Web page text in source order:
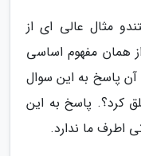
مثال عالی ای از
همان مفهوم اساسی
آن پاسخ به این سوال
کرد؟. پاسخ به این
اطرف ما ندارد.